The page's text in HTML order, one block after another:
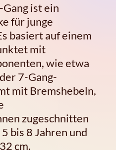
ist ein
für junge
basiert auf einem
mit
wie etwa
7-Gang-
mit Bremshebeln,
zugeschnitten
bis 8 Jahren und
cm.